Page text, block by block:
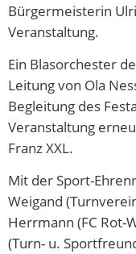
Bürgermeisterin
Veranstaltung.
Ein Blasorchester
Leitung von Ola
Begleitung des
Veranstaltung
Franz XXL.
Mit der Sport-
Weigand
Herrmann (FC Rot-
(Turn- u.